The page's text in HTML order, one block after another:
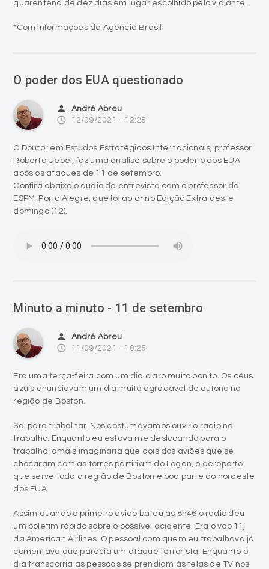
quarentena de dez dias em lugar escolhido pelo viajante.
*Com informações da Agência Brasil.
O poder dos EUA questionado
person André Abreu
access_time 12/09/2021 - 12:25
O Doutor em Estudos Estratégicos Internacionais, professor
Roberto Uebel, faz uma análise sobre o poderio dos EUA
após os ataques de 11 de setembro.
Confira abaixo o áudio da entrevista com o professor da
ESPM-Porto Alegre, que foi ao ar no Edição Extra deste
domingo (12).
Minuto a minuto - 11 de setembro
person André Abreu
access_time 11/09/2021 - 10:25
Era uma terça-feira com um dia claro muito bonito. Os céus
azuis anunciavam um dia muito agradável de outono na
região de Boston.
Saí para trabalhar. Nós costumávamos ouvir o rádio no
trabalho. Enquanto eu estava me deslocando para o
trabalho jamais imaginaria que dois dos aviões que se
chocaram com as torres partiriam do Logan, o aeroporto
que serve toda a região de Boston e boa parte do nordeste
dos EUA.
Assim quando o primeiro avião bateu às 8h46 o rádio deu
um boletim rápido sobre o possível acidente. Era o voo 11,
da American Airlines. O pessoal com quem eu trabalhava já
comentava que parecia um ataque terrorista. Enquanto o
dia transcorria as pessoas se prendiam às telas de TV nos